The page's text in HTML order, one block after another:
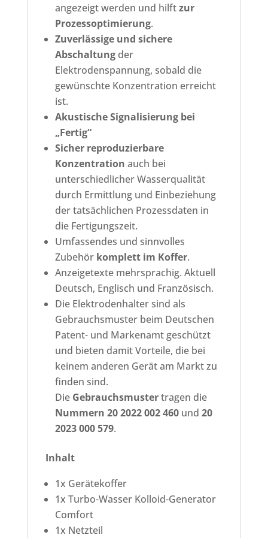
angezeigt werden und hilftzur
Prozessoptimierung.
Zuverlässige und sichere
Abschaltungder
Elektrodenspannung, sobald die
gewünschte Konzentration erreicht
ist.
Akustische Signalisierung bei
„Fertig“
Sicher reproduzierbare
Konzentration auch bei
unterschiedlicher Wasserqualität
durch Ermittlung und Einbeziehung
der tatsächlichen Prozessdaten in
die Fertigungszeit.
Umfassendes und sinnvolles
Zubehör komplett im Koffer.
Anzeigetexte mehrsprachig. Aktuell
Deutsch, Englisch und Französisch.
Die Elektrodenhalter sind als
Gebrauchsmuster beim Deutschen
Patent- und Markenamt geschützt
und bieten damit Vorteile, die bei
keinem anderen Gerät am Markt zu
finden sind.
Die Gebrauchsmustertragen die
Nummern 20 2022 002 460 und 20
2023 000 579.
Inhalt
1x Gerätekoffer
1x Turbo-Wasser Kolloid-Generator
Comfort
1x Netzteil